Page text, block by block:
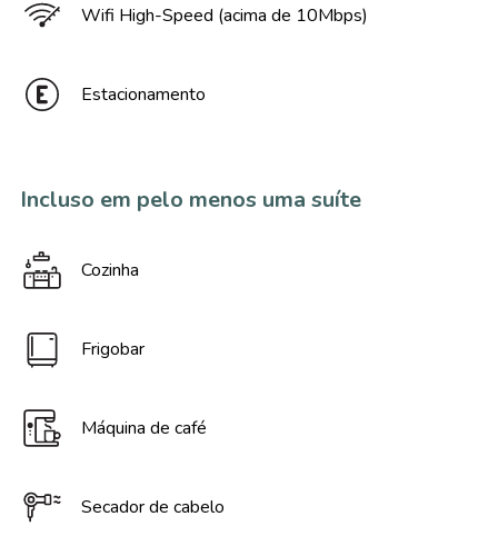
Wifi High-Speed (acima de 10Mbps)
Estacionamento
Incluso em pelo menos uma suíte
Cozinha
Frigobar
Máquina de café
Secador de cabelo